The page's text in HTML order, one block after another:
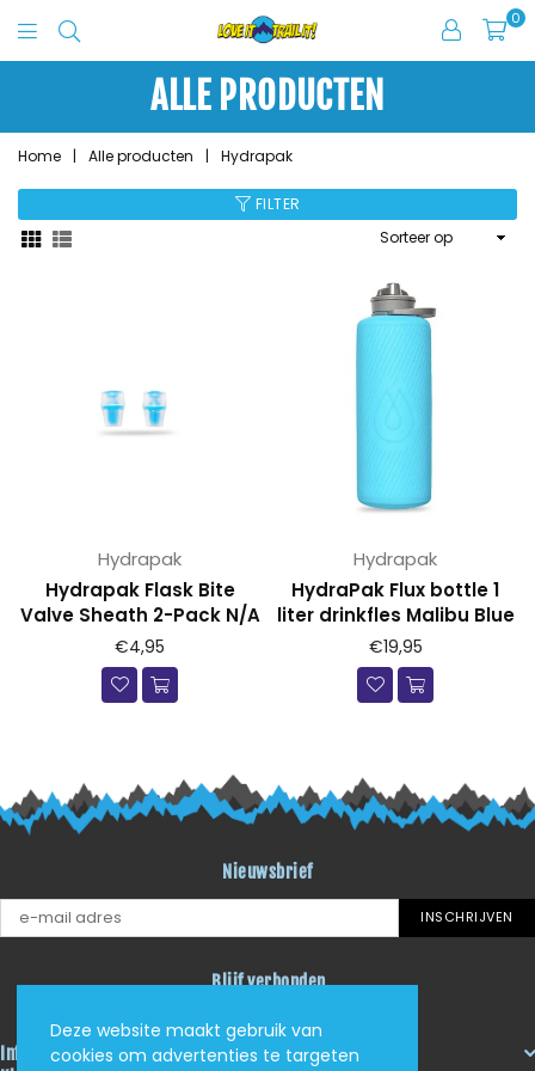
Deze website maakt gebruik van
cookies om advertenties te targeten
Love
Trail
It
0
ALLE PRODUCTEN
Home | Alle producten | Hydrapak
FILTER
Hydrapak
Hydrapak Flask Bite
Valve Sheath 2-Pack N/A
Prijs
€4,95
Hydrapak
HydraPak Flux bottle 1
liter drinkfles Malibu Blue
Prijs
€19,95
Nieuwsbrief
INSCHRIJVEN
Blijf verbonden
FacebookInstagramYouTube
Informatie